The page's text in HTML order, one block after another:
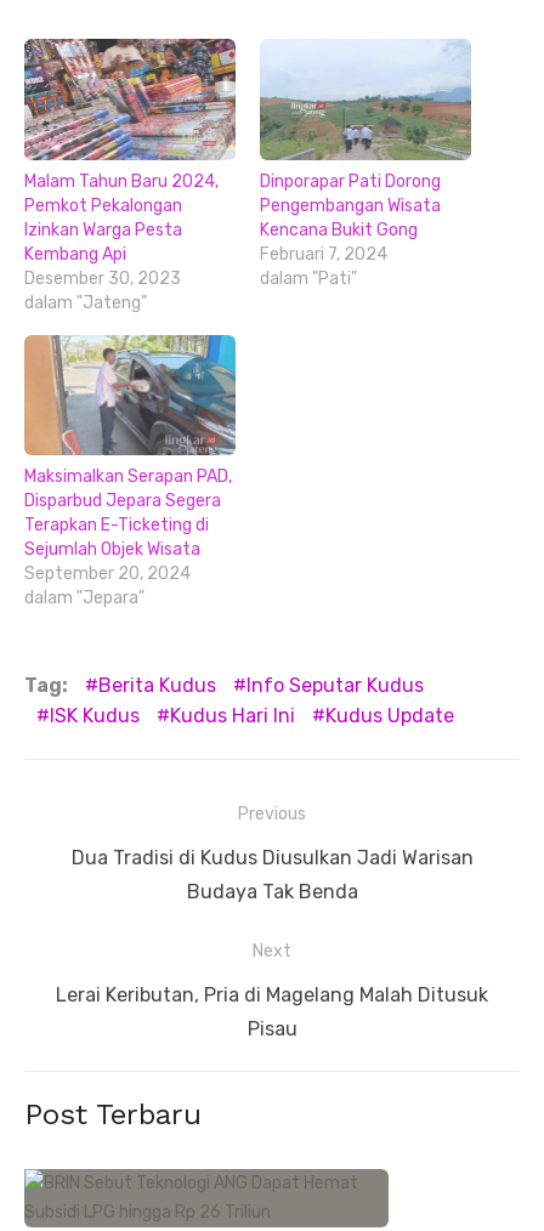
Malam Tahun Baru 2024,
Pemkot Pekalongan
Izinkan Warga Pesta
Kembang Api
Desember 30, 2023
dalam "Jateng"
Dinporapar Pati Dorong
Pengembangan Wisata
Kencana Bukit Gong
Februari 7, 2024
dalam "Pati"
Maksimalkan Serapan PAD,
Disparbud Jepara Segera
Terapkan E-Ticketing di
Sejumlah Objek Wisata
September 20, 2024
dalam "Jepara"
Tag: Berita Kudus
Info Seputar Kudus
ISK Kudus
Kudus Hari Ini Kudus Update
Previous
Previous
Dua Tradisi di Kudus Diusulkan Jadi Warisan
Budaya Tak Benda
Next
Next
Lerai Keributan, Pria di Magelang Malah Ditusuk
Pisau
Post Terbaru